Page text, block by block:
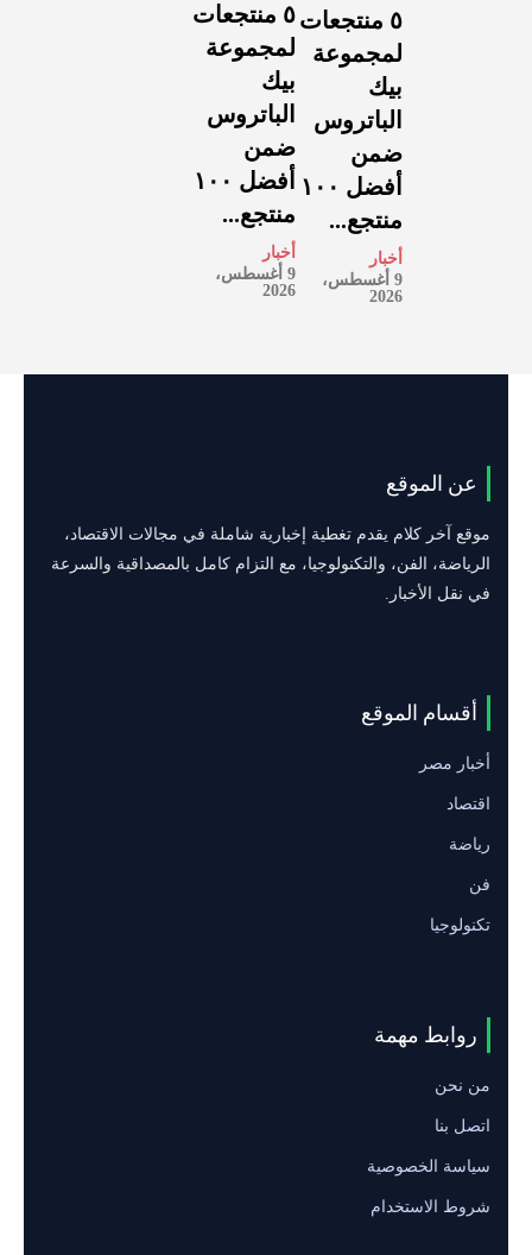
٥ منتجعات
لمجموعة
بيك
الباتروس
ضمن
أفضل ١٠٠
منتجع...
أخبار
9 أغسطس،
2026
٥ منتجعات
لمجموعة
بيك
الباتروس
ضمن
أفضل ١٠٠
منتجع...
أخبار
9 أغسطس،
2026
عن الموقع
موقع آخر كلام يقدم تغطية إخبارية شاملة في مجالات الاقتصاد،
الرياضة، الفن، والتكنولوجيا، مع التزام كامل بالمصداقية والسرعة
في نقل الأخبار.
أقسام الموقع
أخبار مصر
اقتصاد
رياضة
فن
تكنولوجيا
روابط مهمة
من نحن
اتصل بنا
سياسة الخصوصية
شروط الاستخدام